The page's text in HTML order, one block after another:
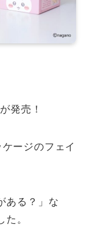
発売！
ージのフェイ
ある？」な
。